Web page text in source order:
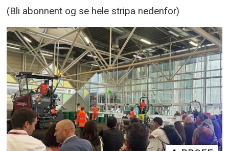
(Bli abonnent og se hele stripa nedenfor)